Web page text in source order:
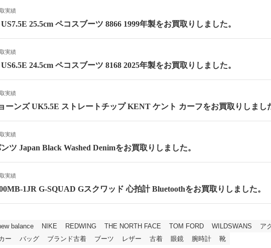
実績
25.5cm ペコスブーツ 8866 1999年製をお買取りしました。
実績
24.5cm ペコスブーツ 8168 2025年製をお買取りしました。
実績
ーンズ UK5.5E ストレートチップ KENT ケント カーフをお買取りしまし
実績
ツ Japan Black Washed Denimをお買取りしました。
実績
1JR G-SQUAD Gスクワッド 心拍計 Bluetoothをお買取りしました。
balance NIKE REDWING THE NORTH FACE TOM FORD WILDSWANS
ア
ー バッグ ブランド古着 ブーツ レザー 古着 眼鏡 腕時計 靴